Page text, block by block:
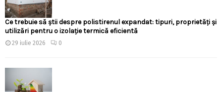
Ce trebuie să știi despre polistirenul expandat: tipuri, proprietăți și
utilizări pentru o izolație termică eficientă
29 iulie 2026 0